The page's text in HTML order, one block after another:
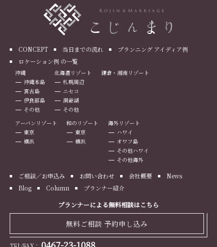
CONCEPT 当日までの流れ
プランニング アイディア例
ロケーション例 の一覧
沖縄
沖縄本島
宮古島
伊良部島
その他
北海道リゾート
札幌周辺
ニセコ
洞爺湖
その他
鎌倉・湘南リゾート
アーバンリゾート
東京
横浜
和のリゾート
東京
横浜
海外リゾート
ハワイ
オワフ島
その他ハワイ
その他海外
ご相談／お申込み お問い合わせ 会社概要
News
Blog
Column プランナー紹介
プランナーによる無料相談はこちら
無料ご相談 予約申し込み